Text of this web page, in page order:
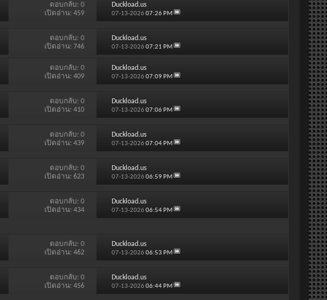
ตอบกลับ:0
เปิดอ่าน: 459
Duckload.us
07-13-2026 07:26 PM
ตอบกลับ:0
เปิดอ่าน: 746
Duckload.us
07-13-2026 07:21 PM
ตอบกลับ:0
เปิดอ่าน: 409
Duckload.us
07-13-2026 07:09 PM
ตอบกลับ:0
เปิดอ่าน: 410
Duckload.us
07-13-2026 07:06 PM
ตอบกลับ:0
เปิดอ่าน: 439
Duckload.us
07-13-2026 07:04 PM
ตอบกลับ:0
เปิดอ่าน: 623
Duckload.us
07-13-2026 06:59 PM
ตอบกลับ:0
เปิดอ่าน: 434
Duckload.us
07-13-2026 06:54 PM
ตอบกลับ:0
เปิดอ่าน: 462
Duckload.us
07-13-2026 06:53 PM
ตอบกลับ:0
เปิดอ่าน: 456
Duckload.us
07-13-2026 06:44 PM